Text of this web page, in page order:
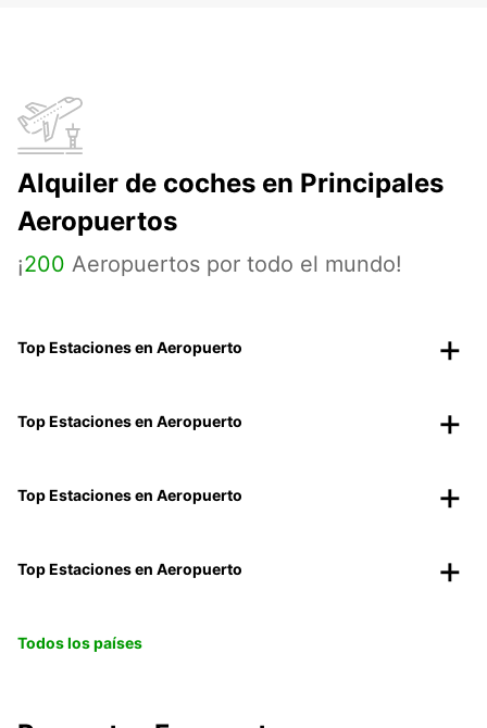
Alquiler de coches en Principales
Aeropuertos
¡200 Aeropuertos por todo el mundo!
Top Estaciones en Aeropuerto
Top Estaciones en Aeropuerto
Top Estaciones en Aeropuerto
Top Estaciones en Aeropuerto
Todos los países